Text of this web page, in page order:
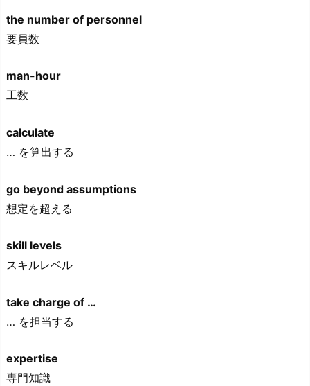
the number of personnel
要員数
man-hour
工数
calculate
… を算出する
go beyond assumptions
想定を超える
skill levels
スキルレベル
take charge of …
… を担当する
expertise
専門知識